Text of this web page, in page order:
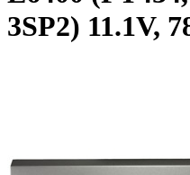
3SP2) 11.1V,